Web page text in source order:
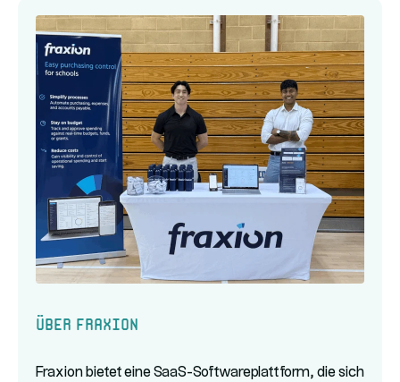
Über Fraxion
Fraxion bietet eine SaaS-Softwareplattform, die sich